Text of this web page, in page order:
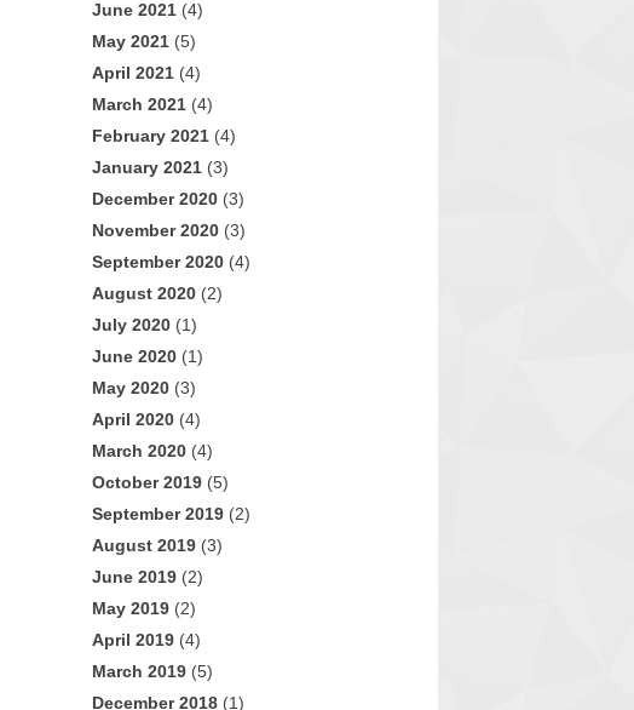
June 2021 (4)
May 2021 (5)
April 2021 (4)
March 2021 (4)
February 2021 (4)
January 2021 (3)
December 2020 (3)
November 2020 (3)
September 2020 (4)
August 2020 (2)
July 2020 (1)
June 2020 (1)
May 2020 (3)
April 2020 (4)
March 2020 (4)
October 2019 (5)
September 2019 (2)
August 2019 (3)
June 2019 (2)
May 2019 (2)
April 2019 (4)
March 2019 (5)
December 2018 (1)